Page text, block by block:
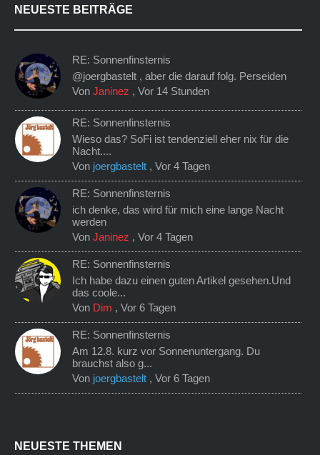
NEUESTE BEITRÄGE
RE: Sonnenfinsternis
@joergbastelt , aber die darauf folg. Perseiden
VonJaninez ,Vor 14 Stunden
RE: Sonnenfinsternis
Wieso das? SoFi ist tendenziell eher nix für die
Nacht....
Von joergbastelt ,Vor 4 Tagen
RE: Sonnenfinsternis
ich denke, das wird für mich eine lange Nacht
werden
VonJaninez ,Vor 4 Tagen
RE: Sonnenfinsternis
Ich habe dazu einen guten Artikel gesehen.Und
das coole...
Von Dim ,Vor 6 Tagen
RE: Sonnenfinsternis
Am 12.8. kurz vor Sonnenuntergang. Du
brauchst also g...
Von joergbastelt ,Vor 6 Tagen
NEUESTE THEMEN